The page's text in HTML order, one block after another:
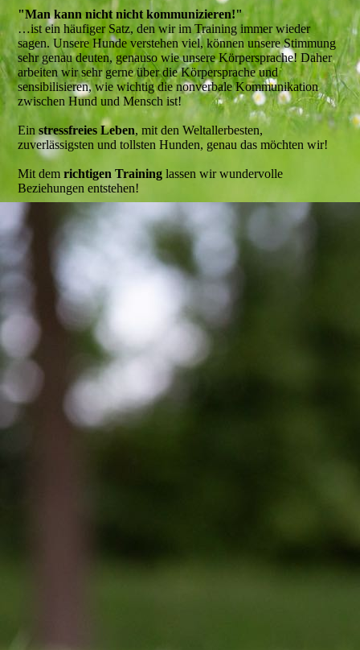
"Man kann nicht nicht kommunizieren!"
…ist ein häufiger Satz, den wir im Training immer wieder
sagen. Unsere Hunde verstehen viel, können unsere Stimmung
sehr genau deuten, genauso wie unsere Körpersprache! Daher
arbeiten wir sehr gerne über die Körpersprache und
sensibilisieren, wie wichtig die nonverbale Kommunikation
zwischen Hund und Mensch ist!
Einstressfreies Leben, mit den Weltallerbesten,
zuverlässigsten und tollsten Hunden, genau das möchten wir!
Mit demrichtigen Training lassen wir wundervolle
Beziehungen entstehen!